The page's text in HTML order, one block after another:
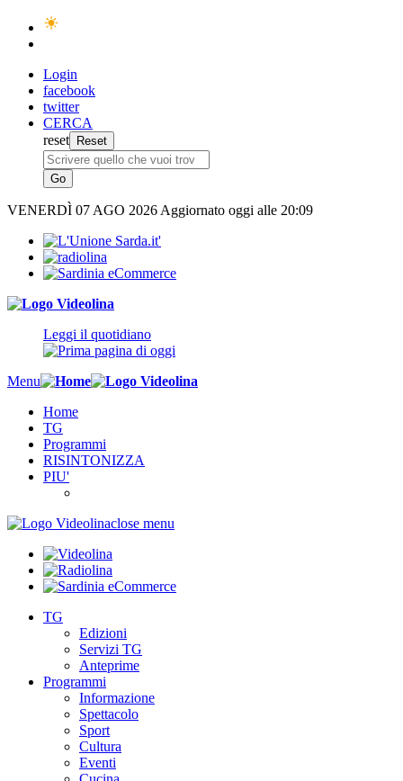
Login
facebook
twitter
CERCA
reset
VENERDÌ 07 AGO 2026 Aggiornato oggi alle 20:09
Leggi il quotidiano
Menu
Home
TG
Programmi
RISINTONIZZA
PIU'
close menu
TG
Edizioni
Servizi TG
Anteprime
Programmi
Informazione
Spettacolo
Sport
Cultura
Eventi